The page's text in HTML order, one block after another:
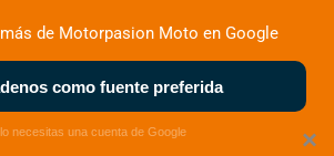
DEPORTIVAS MOTOS ELÉCTRICAS
×
de Motorpasion Moto en Google
como fuente preferida
necesitas una cuenta de Google